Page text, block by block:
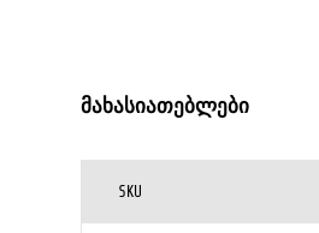
მახასიათებლები
SKU